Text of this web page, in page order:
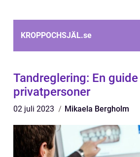
KROPPOCHSJÄL.se
Tandreglering: En
privatpersoner
02 juli 2023 Mikaela Bergholm